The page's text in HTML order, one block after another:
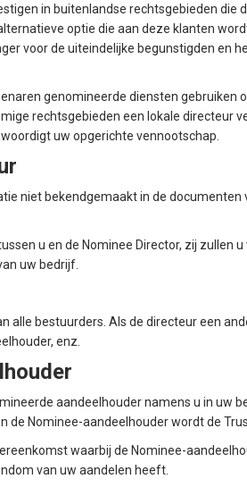
in buitenlandse rechtsgebieden
optie die aan deze klanten
voor de uiteindelijke begunstigden en
genomineerde diensten gebruiken
rechtsgebieden een lokale
uw opgerichte vennootschap.
niet bekendgemaakt in de
u en de Nominee Director, zij
uw bedrijf.
alle bestuurders. Als de directeur een
enz.
aandeelhouder namens u in
de Nominee-aandeelhouder wordt de
waarbij de Nominee-
van uw aandelen heeft.